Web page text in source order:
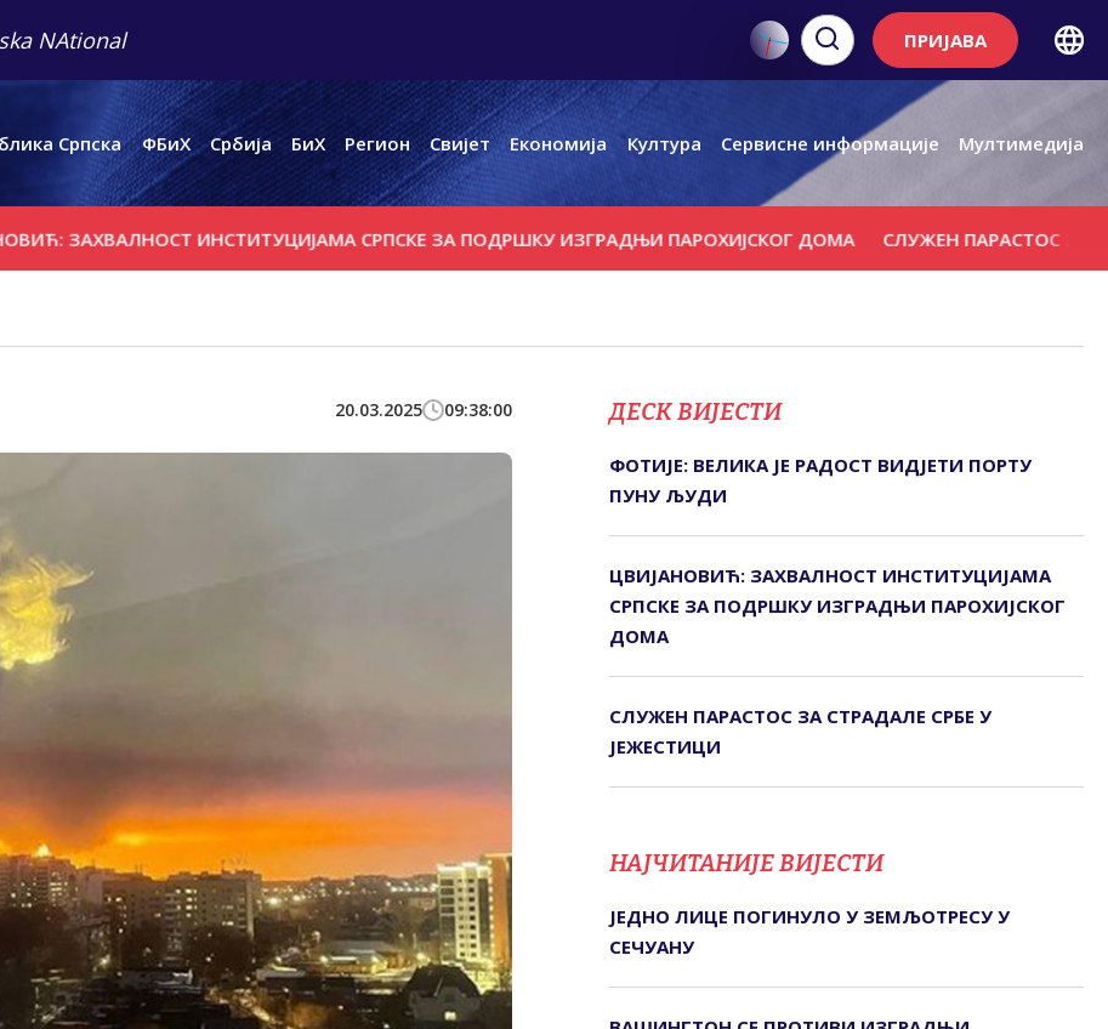
NAtional ПРИЈАВА
Српска ФБиХ Србија БиХ Регион Свијет Економија Култура Сервисне информације Мултимедија
ИНСТИТУЦИЈАМА СРПСКЕ ЗА ПОДРШКУ ИЗГРАДЊИ ПАРОХИЈСКОГ ДОМА СЛУЖЕН ПАРАСТОС ЗА
20.03.2025 09:38:00 ДЕСК ВИЈЕСТИ
ФОТИЈЕ: ВЕЛИКА ЈЕ РАДОСТ ВИДЈЕТИ ПОРТУ
ПУНУ ЉУДИ
ЦВИЈАНОВИЋ: ЗАХВАЛНОСТ ИНСТИТУЦИЈАМА
СРПСКЕ ЗА ПОДРШКУ ИЗГРАДЊИ ПАРОХИЈСКОГ
ДОМА
СЛУЖЕН ПАРАСТОС ЗА СТРАДАЛЕ СРБЕ У
ЈЕЖЕСТИЦИ
НАЈЧИТАНИЈЕ ВИЈЕСТИ
ЈЕДНО ЛИЦЕ ПОГИНУЛО У ЗЕМЉОТРЕСУ У
СЕЧУАНУ